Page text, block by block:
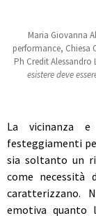
Maria Giovanna
performance, Chiesa
Ph Credit
esistere deve
La vicinanza
festeggiamenti
sia soltanto un
come
caratterizzano.
emotiva quanto